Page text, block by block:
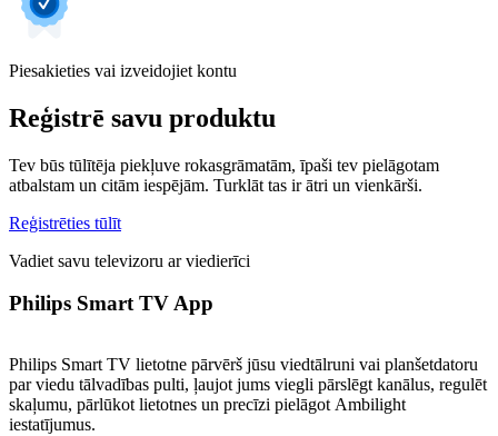
Piesakieties vai izveidojiet kontu
Reģistrē savu produktu
Tev būs tūlītēja piekļuve rokasgrāmatām, īpaši tev pielāgotam
atbalstam un citām iespējām. Turklāt tas ir ātri un vienkārši.
Reģistrēties tūlīt
Vadiet savu televizoru ar viedierīci
Philips Smart TV App
Philips Smart TV lietotne pārvērš jūsu viedtālruni vai planšetdatoru
par viedu tālvadības pulti, ļaujot jums viegli pārslēgt kanālus, regulēt
skaļumu, pārlūkot lietotnes un precīzi pielāgot Ambilight
iestatījumus.